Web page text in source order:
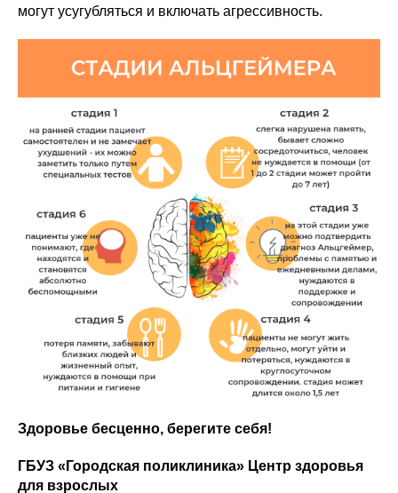
могут усугубляться и включать агрессивность.
Здоровье бесценно, берегите себя!
ГБУЗ «Городская поликлиника» Центр здоровья
для взрослых